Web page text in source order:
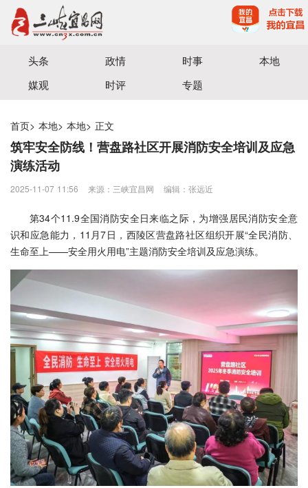
宜昌三峡融媒体中心主办
头条 政情 时事
本地
媒观
时评 专题
首页> 本地> 本地> 正文
筑牢安全防线！营盘路社区开展消防安全培训及应急
演练活动
2025-11-07 11:56 来源：三峡宜昌网 编辑：张远近
第34个11.9全国消防安全日来临之际，为增强居民消防安全意
识和应急能力，11月7日，西陵区营盘路社区组织开展“全民消防、
生命至上——安全用火用电”主题消防安全培训及应急演练。